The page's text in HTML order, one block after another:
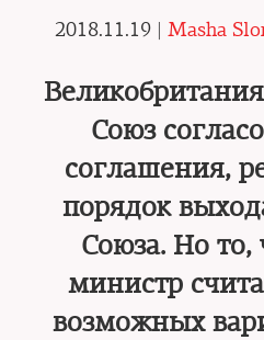
2018.11.19 | Masha
Союз
соглашения,
порядок
Союза. Но то,
министр
возможных